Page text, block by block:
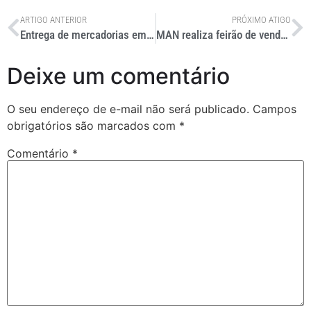
ARTIGO ANTERIOR
Entrega de mercadorias em Belém é agravada por mudanças no trânsito
PRÓXIMO ATIGO
MAN realiza feirão de vendas
Deixe um comentário
O seu endereço de e-mail não será publicado. Campos
obrigatórios são marcados com *
Comentário *